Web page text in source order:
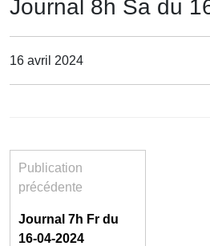
Journal 8h Sa du
16 avril 2024
Publication
précédente
Journal 7h Fr du
16-04-2024